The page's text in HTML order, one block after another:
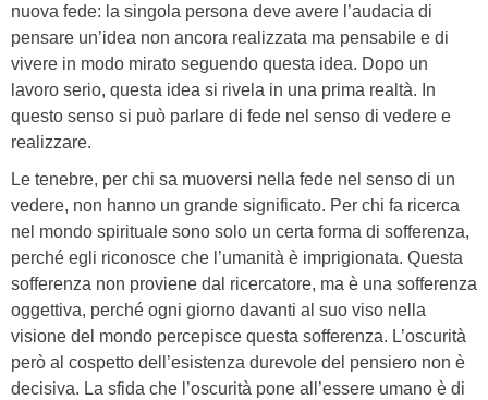
nuova fede: la singola persona deve avere l’audacia di
pensare un’idea non ancora realizzata ma pensabile e di
vivere in modo mirato seguendo questa idea. Dopo un
lavoro serio, questa idea si rivela in una prima realtà. In
questo senso si può parlare di fede nel senso di vedere e
realizzare.
Le tenebre, per chi sa muoversi nella fede nel senso di un
vedere, non hanno un grande significato. Per chi fa ricerca
nel mondo spirituale sono solo un certa forma di sofferenza,
perché egli riconosce che l’umanità è imprigionata. Questa
sofferenza non proviene dal ricercatore, ma è una sofferenza
oggettiva, perché ogni giorno davanti al suo viso nella
visione del mondo percepisce questa sofferenza. L’oscurità
però al cospetto dell’esistenza durevole del pensiero non è
decisiva. La sfida che l’oscurità pone all’essere umano è di